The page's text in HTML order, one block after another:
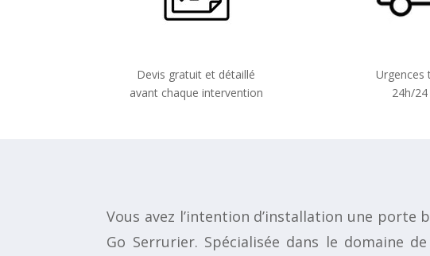
Devis gratuit et détaillé
avant chaque intervention
Urgences
24h/
Vous avez l’intention d’installation une porte
Go Serrurier. Spécialisée dans le domaine